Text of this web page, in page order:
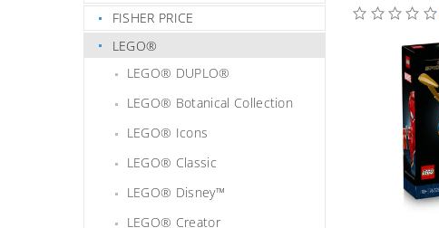
FISHER PRICE
LEGO®
LEGO® DUPLO®
LEGO® Botanical Collection
LEGO® Icons
LEGO® Classic
LEGO® Disney™
LEGO® Creator